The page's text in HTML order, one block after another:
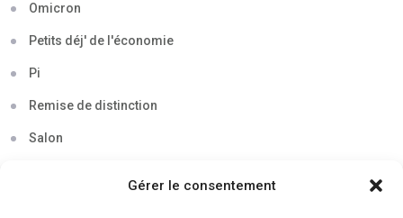
Gérer le consentement
Omicron
Petits déj' de l'économie
Pi
Remise de distinction
Salon